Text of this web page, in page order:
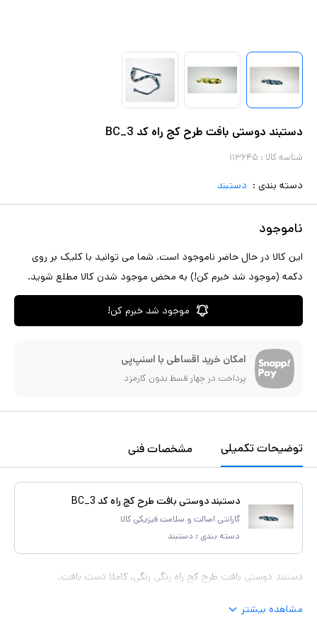
دستبند دوستی بافت طرح کج راه کد BC_3
شناسه کالا : ۱۱۳۶۴۵
دسته بندی : دستبند
ناموجود
این کالا در حال حاضر ناموجود است. شما می توانید با کلیک بر روی
دکمه (موجود شد خبرم کن!) به محض موجود شدن کالا مطلع شوید.
موجود شد خبرم کن!
امکان خرید اقساطی با اسنپ‌پی
پرداخت در چهار قسط بدون کارمزد
توضیحات تکمیلی مشخصات فنی
دستبند دوستی بافت طرح کج راه کد BC_3
گارانتی اصالت و سلامت فیزیکی کالا
دسته بندی : دستبند
دستبند دوستی بافت طرح کج راه رنگی رنگی، کاملا دست بافت.
مشاهده بیشتر